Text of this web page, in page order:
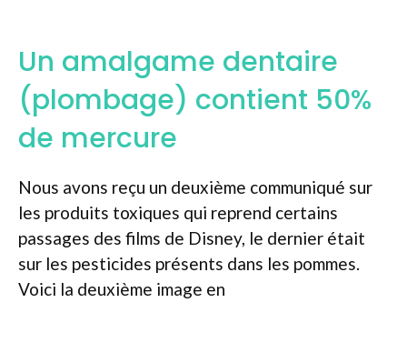
Un amalgame dentaire
(plombage) contient 50%
de mercure
Nous avons reçu un deuxième communiqué sur
les produits toxiques qui reprend certains
passages des films de Disney, le dernier était
sur les pesticides présents dans les pommes.
Voici la deuxième image en